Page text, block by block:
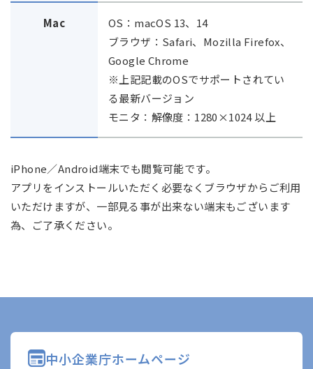
Mac
OS：macOS 13、14
ブラウザ：Safari、Mozilla Firefox、
Google Chrome
※上記記載のOSでサポートされてい
る最新バージョン
モニタ：解像度：1280×1024 以上
iPhone／Android端末でも閲覧可能です。
アプリをインストールいただく必要なくブラウザからご利用
いただけますが、一部見る事が出来ない端末もございます
為、ご了承ください。
中小企業庁ホームページ